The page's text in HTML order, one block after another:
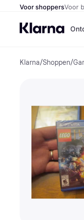
Voor shoppersVoor
Klarna/Shoppen/